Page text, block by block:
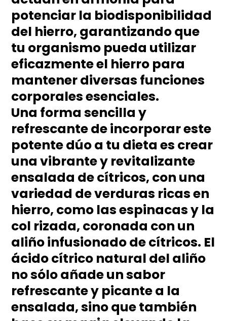
potenciar la biodisponibilidad
del hierro, garantizando que
tu organismo pueda utilizar
eficazmente el hierro para
mantener diversas funciones
corporales esenciales.
Una forma sencilla y
refrescante de incorporar este
potente dúo a tu dieta es crear
una vibrante y revitalizante
ensalada de cítricos, con una
variedad de verduras ricas en
hierro, como las espinacas y la
col rizada, coronada con un
aliño infusionado de cítricos. El
ácido cítrico natural del aliño
no sólo añade un sabor
refrescante y picante a la
ensalada, sino que también